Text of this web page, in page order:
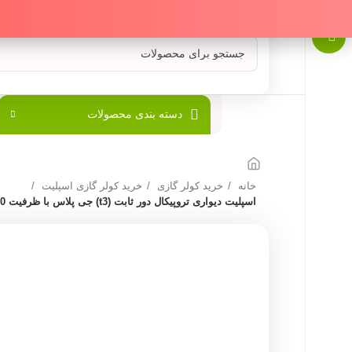
دسته بندی محصولات
خانه خرید کولر گازی
خرید کولر گازی اسپلیت
اسپلیت دیواری تروپیکال دور ثابت (t3) جی پلاس با ظرفیت 24000 مدل GAC-TF24TP3